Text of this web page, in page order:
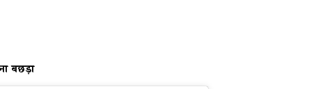
बछड़ा